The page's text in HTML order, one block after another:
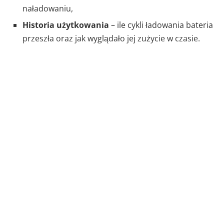
naładowaniu,
Historia użytkowania – ile cykli ładowania bateria
przeszła oraz jak wyglądało jej zużycie w czasie.